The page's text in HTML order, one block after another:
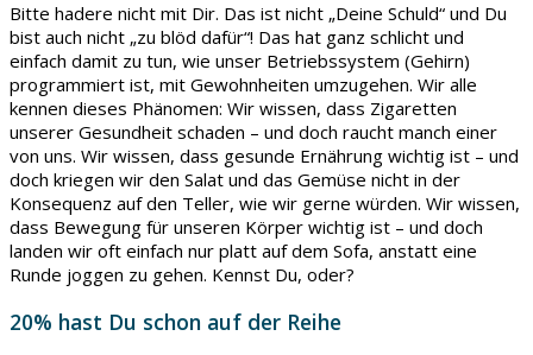
Bitte hadere nicht mit Dir. Das ist nicht „Deine Schuld“ und Du
bist auch nicht „zu blöd dafür“! Das hat ganz schlicht und
einfach damit zu tun, wie unser Betriebssystem (Gehirn)
programmiert ist, mit Gewohnheiten umzugehen. Wir alle
kennen dieses Phänomen: Wir wissen, dass Zigaretten
unserer Gesundheit schaden – und doch raucht manch einer
von uns. Wir wissen, dass gesunde Ernährung wichtig ist – und
doch kriegen wir den Salat und das Gemüse nicht in der
Konsequenz auf den Teller, wie wir gerne würden. Wir wissen,
dass Bewegung für unseren Körper wichtig ist – und doch
landen wir oft einfach nur platt auf dem Sofa, anstatt eine
Runde joggen zu gehen. Kennst Du, oder?
20% hast Du schon auf der Reihe